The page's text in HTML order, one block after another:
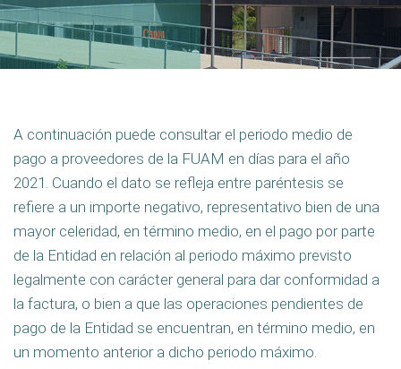
A continuación puede consultar el periodo medio de
pago a proveedores de la FUAM en días para el año
2021. Cuando el dato se refleja entre paréntesis se
refiere a un importe negativo, representativo bien de una
mayor celeridad, en término medio, en el pago por parte
de la Entidad en relación al periodo máximo previsto
legalmente con carácter general para dar conformidad a
la factura, o bien a que las operaciones pendientes de
pago de la Entidad se encuentran, en término medio, en
un momento anterior a dicho periodo máximo.